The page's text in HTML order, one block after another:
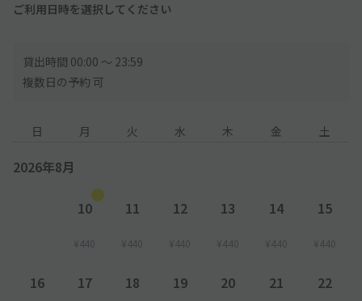
ご利用日時を選択してください
貸出時間 00:00 〜 23:59
複数日の予約 可
日 月 火 水 木 金 土
2026年8月
10
¥440
11
¥440
12
¥440
13
¥440
14
¥440
15
¥440
16 17 18 19 20 21 22